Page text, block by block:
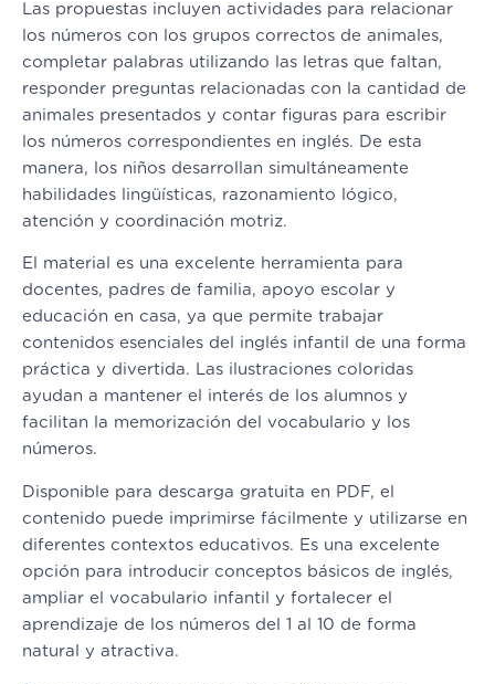
Las propuestas incluyen actividades para relacionar
los números con los grupos correctos de animales,
completar palabras utilizando las letras que faltan,
responder preguntas relacionadas con la cantidad de
animales presentados y contar figuras para escribir
los números correspondientes en inglés. De esta
manera, los niños desarrollan simultáneamente
habilidades lingüísticas, razonamiento lógico,
atención y coordinación motriz.
El material es una excelente herramienta para
docentes, padres de familia, apoyo escolar y
educación en casa, ya que permite trabajar
contenidos esenciales del inglés infantil de una forma
práctica y divertida. Las ilustraciones coloridas
ayudan a mantener el interés de los alumnos y
facilitan la memorización del vocabulario y los
números.
Disponible para descarga gratuita en PDF, el
contenido puede imprimirse fácilmente y utilizarse en
diferentes contextos educativos. Es una excelente
opción para introducir conceptos básicos de inglés,
ampliar el vocabulario infantil y fortalecer el
aprendizaje de los números del 1 al 10 de forma
natural y atractiva.